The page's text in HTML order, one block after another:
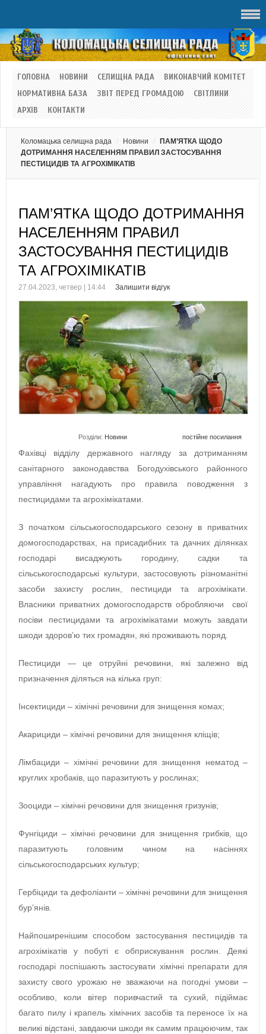
ГОЛОВНА НОВИНИ СЕЛИЩНА РАДА
ВИКОНАВЧИЙ КОМІТЕТ
НОРМАТИВНА БАЗА
ЗВІТ ПЕРЕД ГРОМАДОЮ
СВІТЛИНИ
АРХІВ
КОНТАКТИ
Коломацька селищна рада Новини
ПАМ’ЯТКА ЩОДО
ДОТРИМАННЯ НАСЕЛЕННЯМ ПРАВИЛ ЗАСТОСУВАННЯ
ПЕСТИЦИДІВ ТА АГРОХІМІКАТІВ
ПАМ’ЯТКА ЩОДО ДОТРИМАННЯ
НАСЕЛЕННЯМ ПРАВИЛ
ЗАСТОСУВАННЯ ПЕСТИЦИДІВ
ТА АГРОХІМІКАТІВ
27.04.2023, четвер | 14:44 Залишити відгук
Розділи: Новини постійне посилання
Фахівці відділу державного нагляду за дотриманням
санітарного законодавства Богодухівського районного
управління нагадують про правила поводження з
пестицидами та агрохімікатами.
З початком сільськогосподарського сезону в приватних
домогосподарствах, на присадибних та дачних ділянках
господарі висаджують городину, садки та
сільськогосподарські культури, застосовують різноманітні
засоби захисту рослин, пестициди та агрохімікати.
Власники приватних домогосподарств обробляючи свої
посіви пестицидами та агрохімікатами можуть завдати
шкоди здоров’ю тих громадян, які проживають поряд.
Пестициди — це отруйні речовини, які залежно від
призначення діляться на кілька груп:
Інсектициди – хімічні речовини для знищення комах;
Акарициди – хімічні речовини для знищення кліщів;
Лімбациди – хімічні речовини для знищення нематод –
круглих хробаків, що паразитують у рослинах;
Зооциди – хімічні речовини для знищення гризунів;
Фунгіциди – хімічні речовини для знищення грибків, що
паразитують головним чином на насіннях
сільськогосподарських культур;
Гербіциди та дефоліанти – хімічні речовини для знищення
бур’янів.
Найпоширенішим способом застосування пестицидів та
агрохімікатів у побуті є обприскування рослин. Деякі
господарі поспішають застосувати хімічні препарати для
захисту свого урожаю не зважаючи на погодні умови –
особливо, коли вітер поривчастий та сухий, підіймає
багато пилу і крапель хімічних засобів та переносе їх на
великі відстані, завдаючи шкоди як самим працюючим, так